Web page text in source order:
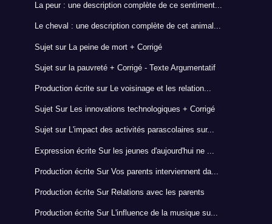
La peur : une description complète de ce sentiment...
Le cheval : une description complète de cet animal...
Sujet sur La peine de mort + Corrigé
Sujet sur la pauvreté + Corrigé - Texte Argumentatif
Production écrite sur Le voisinage et les relation...
Sujet Sur Les innovations technologiques + Corrigé
Sujet sur L'impact des activités parascolaires sur...
Expression écrite Sur les jeunes d'aujourd'hui ne ...
Production écrite Sur Vos parents interviennent da...
Production écrite Sur Relations avec les parents
Production écrite Sur L'influence de la musique su...